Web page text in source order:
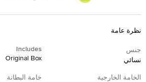
نظرة عامة
جنس
نسائي
Includes
Original Box
الخامة الخارجية
خامة البطانة